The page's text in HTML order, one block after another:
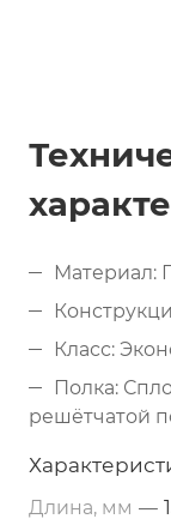
Материал:
Класс:
Полка:
решётчатой
толщиной
без борта,
Длина, мм —